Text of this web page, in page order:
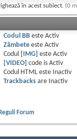
în acest subiect. (0
Codul BBeste Activ
Zâmbeteeste Activ
Codul
[IMG] este Activ
[VIDEO] code is Activ
Codul HTML este
Inactiv
Trackbacksare
Inactiv
Reguli Forum